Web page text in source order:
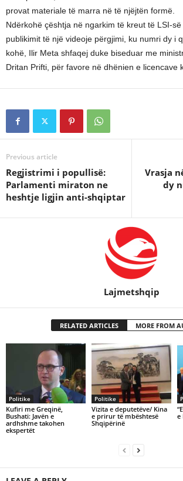
provat materiale të marra në të njëjtën formë.
Ndërkohë çështja në ngarkim të kreut të LSI-
publikimit të një videoje përgjimi, ku numri dy i
kohë, Ilir Meta shfaqej duke biseduar me
Dritan Prifti, për favore në dhënien e licencave
Previous article
Regjistrimi i popullisë:
Parlamenti miraton ne
heshtje ligjin anti-shqiptar
Vrasja
dy
Lajmetshqip
RELATED ARTICLES MORE FROM
Politike
Kufiri me Greqinë,
Bushati: Javën e
ardhshme takohen
ekspertët
Politike
Vizita e deputetëve/ Kina
e prirur të mbështesë
Shqipërinë
e